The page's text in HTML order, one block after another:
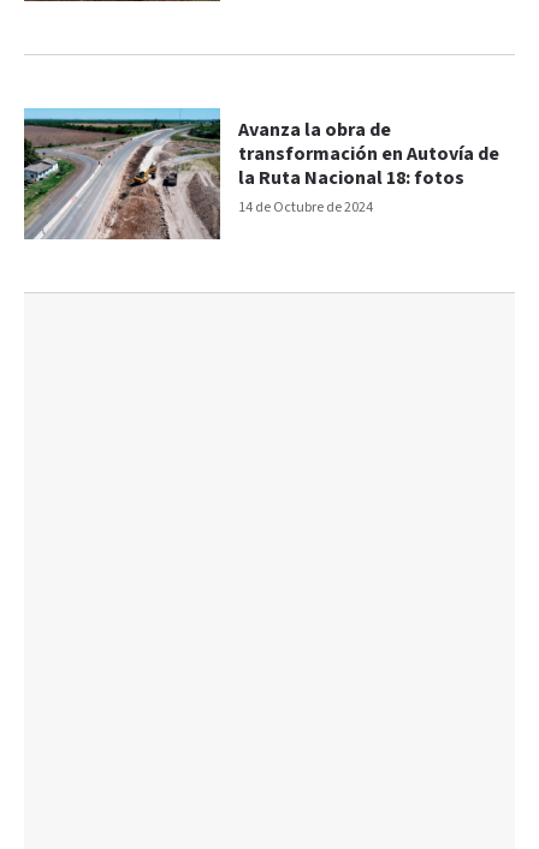
14 de Octubre de 2024
Avanza la obra de
transformación en Autovía de
la Ruta Nacional 18: fotos